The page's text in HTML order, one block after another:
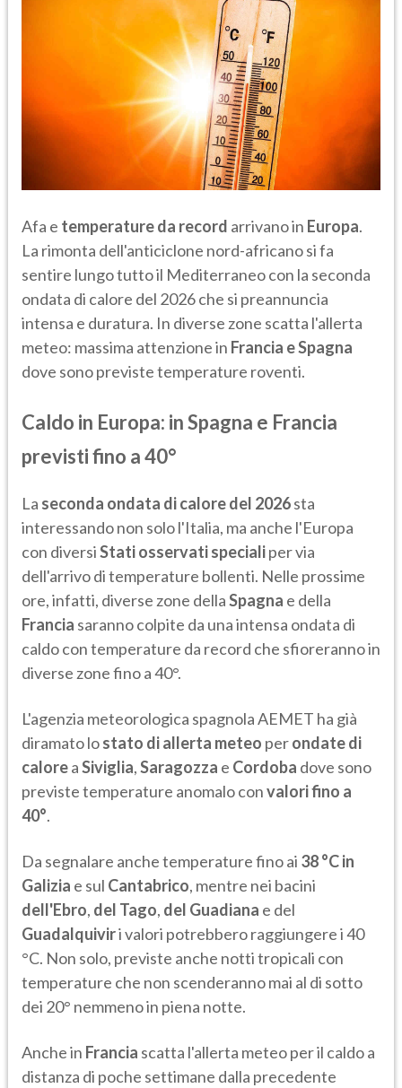
Afa e temperature da record arrivano in Europa.
La rimonta dell'anticiclone nord-africano si fa
sentire lungo tutto il Mediterraneo con la seconda
ondata di calore del 2026 che si preannuncia
intensa e duratura. In diverse zone scatta l'allerta
meteo: massima attenzione in Francia e Spagna
dove sono previste temperature roventi.
Caldo in Europa: in Spagna e Francia
previsti fino a 40°
La seconda ondata di calore del 2026sta
interessando non solo l'Italia, ma anche l'Europa
con diversiStati osservati specialiper via
dell'arrivo di temperature bollenti. Nelle prossime
ore, infatti, diverse zone dellaSpagna e della
Francia saranno colpite da una intensa ondata di
caldo con temperature da record che sfioreranno in
diverse zone fino a 40°.
L'agenzia meteorologica spagnola AEMET ha già
diramato lostato di allerta meteo perondate di
caloreaSiviglia,Saragozza e Cordoba dove sono
previste temperature anomalo convalori fino a
40°.
Da segnalare anche temperature fino ai 38 °C in
Galizia e sul Cantabrico, mentre nei bacini
dell'Ebro, del Tago, del Guadiana e del
Guadalquiviri valori potrebbero raggiungere i 40
°C. Non solo, previste anche notti tropicali con
temperature che non scenderanno mai al di sotto
dei 20° nemmeno in piena notte.
Anche in Francia scatta l'allerta meteo per il caldo a
distanza di poche settimane dalla precedente